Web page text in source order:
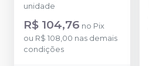
unidade
R$ 104,76 no Pix
ou R$ 108,00 nas demais
condições